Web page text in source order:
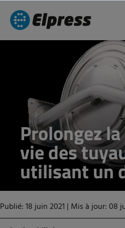
Prolongez
vie des
utilisant un
Publié: 18 juin 2021 | Mis à jour: 08